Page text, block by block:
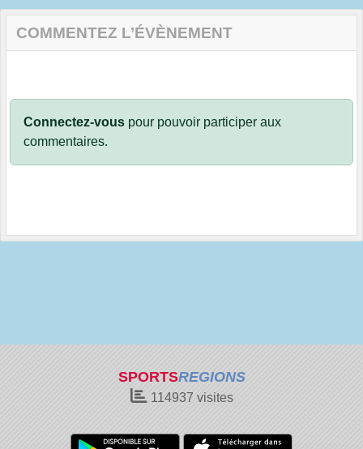
COMMENTEZ L’ÉVÈNEMENT
Connectez-vous pour pouvoir participer aux
commentaires.
SPORTSREGIONS
114937 visites